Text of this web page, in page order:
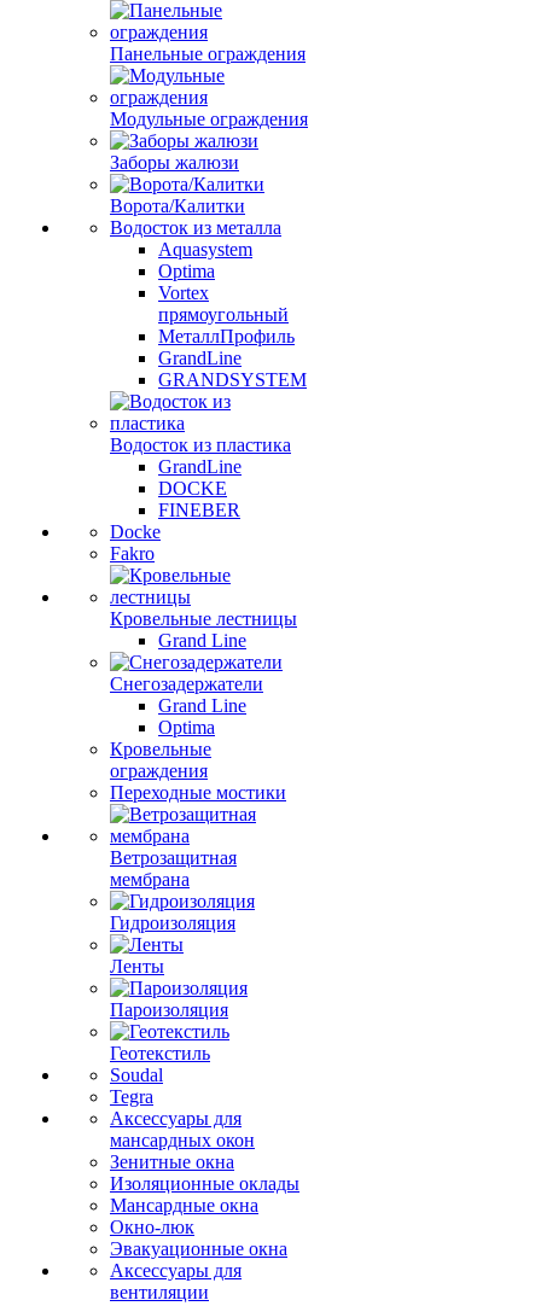
Панельные ограждения
Модульные ограждения
Заборы жалюзи
Ворота/Калитки
Водосток из металла
Aquasystem
Optima
Vortex
прямоугольный
МеталлПрофиль
GrandLine
GRANDSYSTEM
Водосток из пластика
GrandLine
DOCKE
FINEBER
Docke
Fakro
Кровельные лестницы
Grand Line
Снегозадержатели
Grand Line
Optima
Кровельные
ограждения
Переходные мостики
Ветрозащитная
мембрана
Гидроизоляция
Ленты
Пароизоляция
Геотекстиль
Soudal
Tegra
Аксессуары для
мансардных окон
Зенитные окна
Изоляционные оклады
Мансардные окна
Окно-люк
Эвакуационные окна
Аксессуары для
вентиляции